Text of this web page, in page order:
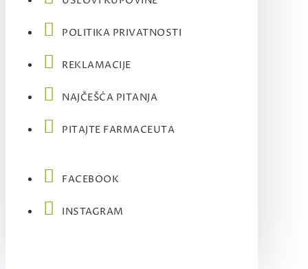
POLITIKA PRIVATNOSTI
REKLAMACIJE
NAJČEŠĆA PITANJA
PITAJTE FARMACEUTA
FACEBOOK
INSTAGRAM